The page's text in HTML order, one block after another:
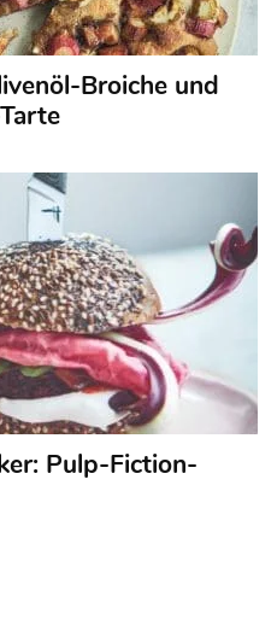
Broiche und
Pulp-Fiction-